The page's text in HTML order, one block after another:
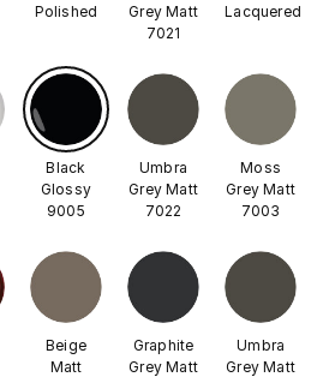
Polished
Grey Matt
7021
Lacquered
Black
Glossy
9005
Umbra
Grey Matt
7022
Moss
Grey Matt
7003
Beige
Matt
Graphite
Grey Matt
Umbra
Grey Matt